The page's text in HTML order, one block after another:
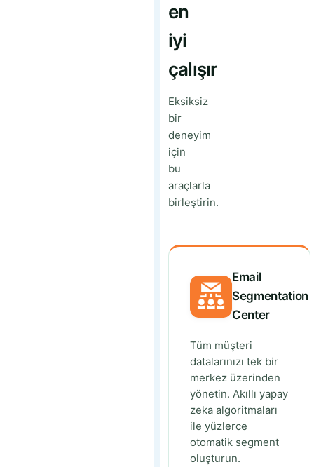
en
iyi
çalışır
Eksiksiz
bir
deneyim
için
bu
araçlarla
birleştirin.
Email
Segmentation
Center
Tüm müşteri
datalarınızı tek bir
merkez üzerinden
yönetin. Akıllı yapay
zeka algoritmaları
ile yüzlerce
otomatik segment
oluşturun.